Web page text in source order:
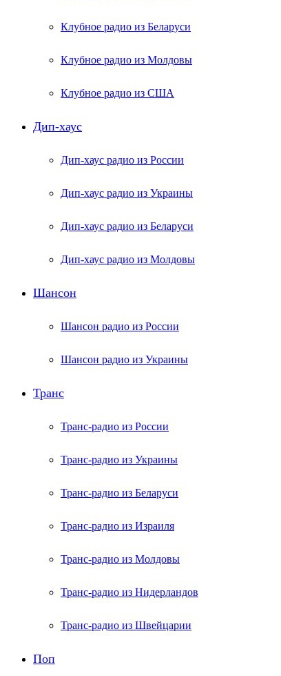
Клубное радио из Беларуси
Клубное радио из Молдовы
Клубное радио из США
Дип-хаус
Дип-хаус радио из России
Дип-хаус радио из Украины
Дип-хаус радио из Беларуси
Дип-хаус радио из Молдовы
Шансон
Шансон радио из России
Шансон радио из Украины
Транс
Транс-радио из России
Транс-радио из Украины
Транс-радио из Беларуси
Транс-радио из Израиля
Транс-радио из Молдовы
Транс-радио из Нидерландов
Транс-радио из Швейцарии
Поп